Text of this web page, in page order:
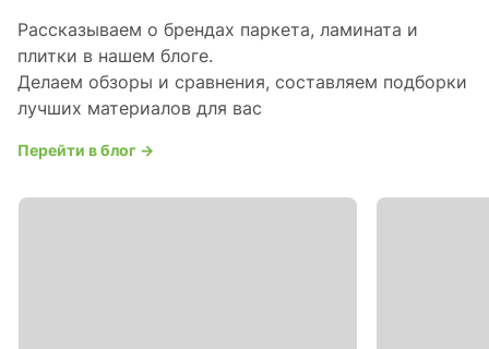
Рассказываем о брендах паркета, ламината и
плитки в нашем блоге.
Делаем обзоры и сравнения, составляем подборки
лучших материалов для вас
Перейти в блог →